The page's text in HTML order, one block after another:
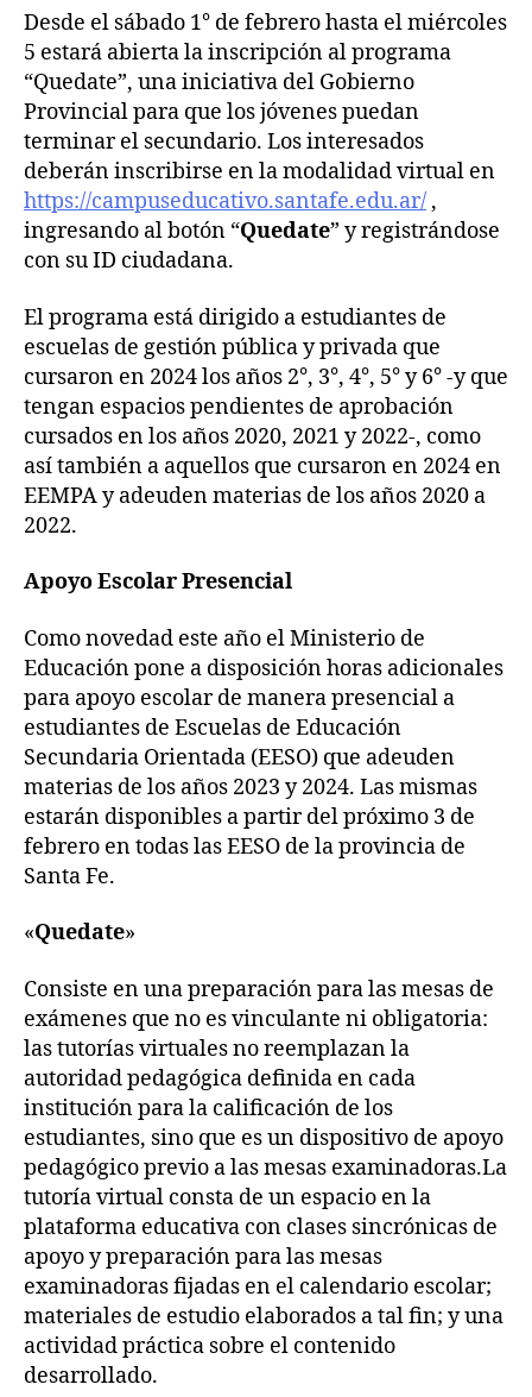
Desde el sábado 1° de febrero hasta el miércoles
5 estará abierta la inscripción al programa
“Quedate”, una iniciativa del Gobierno
Provincial para que los jóvenes puedan
terminar el secundario. Los interesados
deberán inscribirse en la modalidad virtual en
https://campuseducativo.santafe.edu.ar/ ,
ingresando al botón “Quedate” y registrándose
con su ID ciudadana.
El programa está dirigido a estudiantes de
escuelas de gestión pública y privada que
cursaron en 2024 los años 2°, 3°, 4°, 5° y 6° -y que
tengan espacios pendientes de aprobación
cursados en los años 2020, 2021 y 2022-, como
así también a aquellos que cursaron en 2024 en
EEMPA y adeuden materias de los años 2020 a
2022.
Apoyo Escolar Presencial
Como novedad este año el Ministerio de
Educación pone a disposición horas adicionales
para apoyo escolar de manera presencial a
estudiantes de Escuelas de Educación
Secundaria Orientada (EESO) que adeuden
materias de los años 2023 y 2024. Las mismas
estarán disponibles a partir del próximo 3 de
febrero en todas las EESO de la provincia de
Santa Fe.
«Quedate»
Consiste en una preparación para las mesas de
exámenes que no es vinculante ni obligatoria:
las tutorías virtuales no reemplazan la
autoridad pedagógica definida en cada
institución para la calificación de los
estudiantes, sino que es un dispositivo de apoyo
pedagógico previo a las mesas examinadoras.La
tutoría virtual consta de un espacio en la
plataforma educativa con clases sincrónicas de
apoyo y preparación para las mesas
examinadoras fijadas en el calendario escolar;
materiales de estudio elaborados a tal fin; y una
actividad práctica sobre el contenido
desarrollado.